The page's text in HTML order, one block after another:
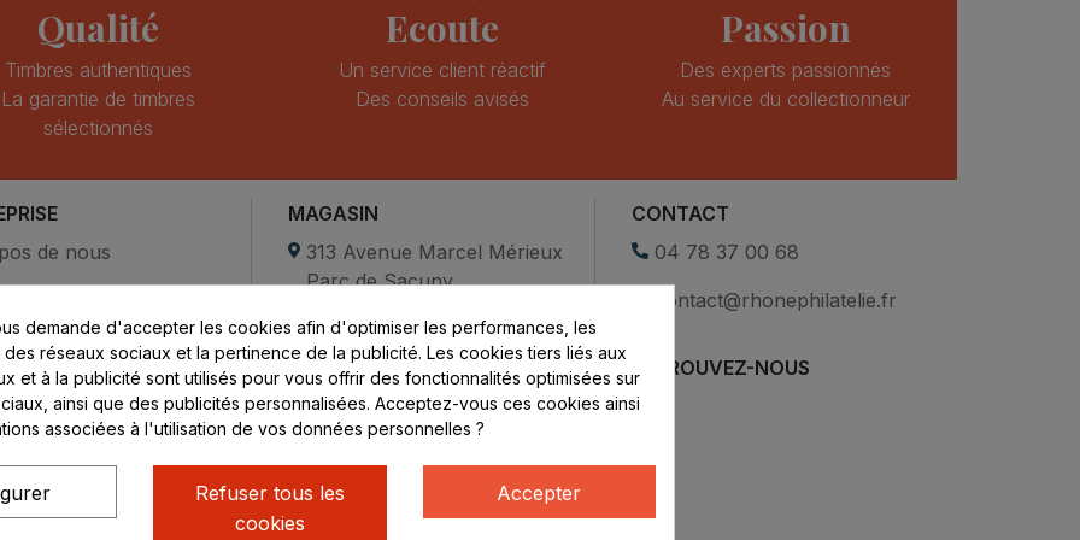
Qualité
Timbres authentiques
La garantie de timbres
sélectionnés
Ecoute
Un service client réactif
Des conseils avisés
Passion
Des experts passionnés
Au service du collectionneur
de nous
nous
MAGASIN
313 Avenue Marcel Mérieux
Parc de Sacuny
Lundi au vendredi :
8h - 16h
uniquement sur Rendez-
vous
CONTACT
04 78 37 00 68
contact@rhonephilatelie.fr
RETROUVEZ-NOUS
demande d'accepter les cookies afin d'optimiser les performances, les
réseaux sociaux et la pertinence de la publicité. Les cookies tiers liés aux
et à la publicité sont utilisés pour vous offrir des fonctionnalités optimisées sur
ainsi que des publicités personnalisées. Acceptez-vous ces cookies ainsi
associées à l'utilisation de vos données personnelles ?
Accepter
Refuser tous les
cookies